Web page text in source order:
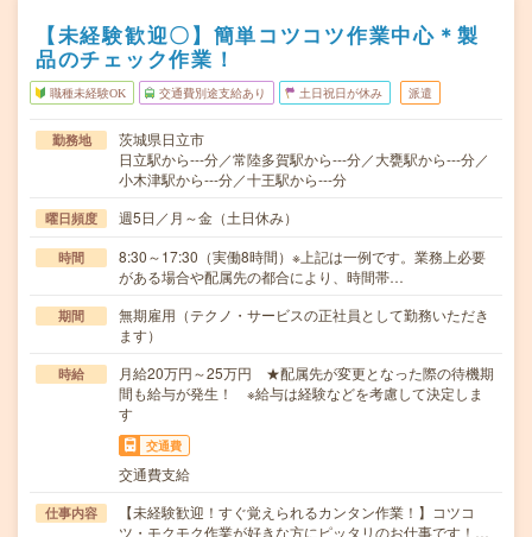
【未経験歓迎〇】簡単コツコツ作業中心＊製
品のチェック作業！
職種未経験OK 交通費別途支給あり 土日祝日が休み 派遣
勤務地
茨城県日立市
日立駅から---分／常陸多賀駅から---分／大甕駅から---分／
小木津駅から---分／十王駅から---分
曜日頻度 週5日／月～金（土日休み）
時間
8:30～17:30（実働8時間）※上記は一例です。業務上必要
がある場合や配属先の都合により、時間帯…
期間
無期雇用（テクノ・サービスの正社員として勤務いただき
ます）
時給
月給20万円～25万円 ★配属先が変更となった際の待機期
間も給与が発生！ ※給与は経験などを考慮して決定しま
す
交通費
交通費支給
仕事内容
【未経験歓迎！すぐ覚えられるカンタン作業！】コツコ
ツ・モクモク作業が好きな方にピッタリのお仕事です！…